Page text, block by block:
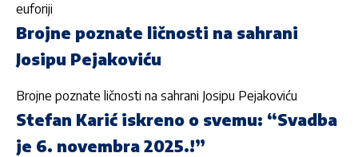
euforiji
Brojne poznate ličnosti na sahrani
Josipu Pejakoviću
Brojne poznate ličnosti na sahrani Josipu Pejakoviću
Stefan Karić iskreno o svemu: “Svadba
je 6. novembra 2025.!”